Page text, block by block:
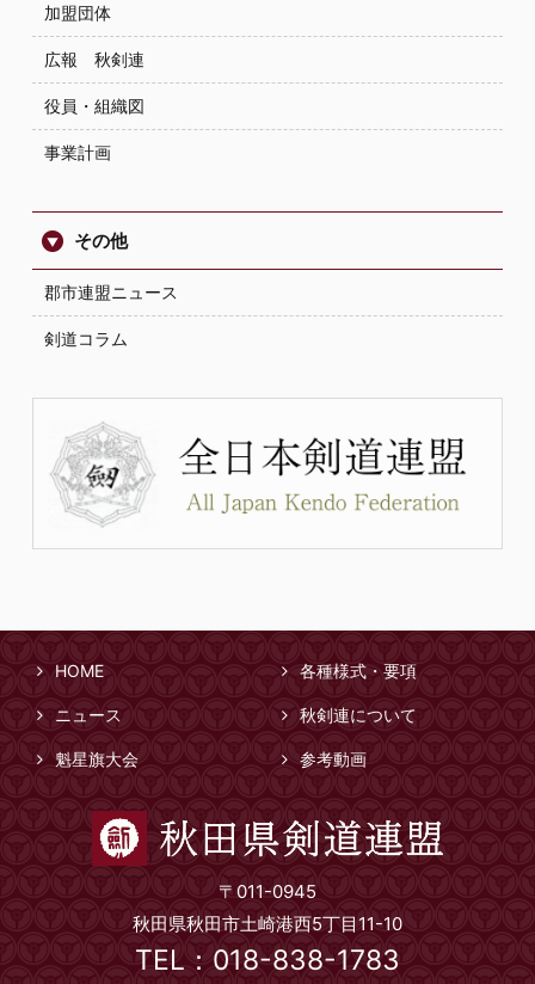
加盟団体
広報 秋剣連
役員・組織図
事業計画
その他
郡市連盟ニュース
剣道コラム
HOME
ニュース
魁星旗大会
各種様式・要項
秋剣連について
参考動画
〒011-0945
秋田県秋田市土崎港西5丁目11-10
TEL：018-838-1783